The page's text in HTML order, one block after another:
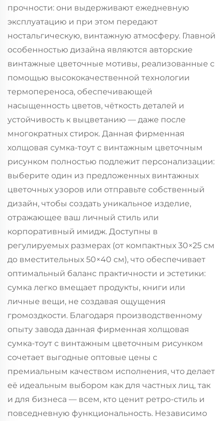
прочности: они выдерживают ежедневную
эксплуатацию и при этом передают
ностальгическую, винтажную атмосферу. Главной
особенностью дизайна являются авторские
винтажные цветочные мотивы, реализованные с
помощью высококачественной технологии
термопереноса, обеспечивающей
насыщенность цветов, чёткость деталей и
устойчивость к выцветанию — даже после
многократных стирок. Данная фирменная
холщовая сумка-тоут с винтажным цветочным
рисунком полностью подлежит персонализации:
выберите один из предложенных винтажных
цветочных узоров или отправьте собственный
дизайн, чтобы создать уникальное изделие,
отражающее ваш личный стиль или
корпоративный имидж. Доступны в
регулируемых размерах (от компактных 30×25 см
до вместительных 50×40 см), что обеспечивает
оптимальный баланс практичности и эстетики:
сумка легко вмещает продукты, книги или
личные вещи, не создавая ощущения
громоздкости. Благодаря производственному
опыту завода данная фирменная холщовая
сумка-тоут с винтажным цветочным рисунком
сочетает выгодные оптовые цены с
премиальным качеством исполнения, что делает
её идеальным выбором как для частных лиц, так
и для бизнеса — всем, кто ценит ретро-стиль и
повседневную функциональность. Независимо